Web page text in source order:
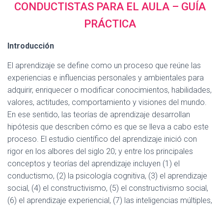
CONDUCTISTAS PARA EL AULA – GUÍA
PRÁCTICA
Introducción
El aprendizaje se define como un proceso que reúne las
experiencias e influencias personales y ambientales para
adquirir, enriquecer o modificar conocimientos, habilidades,
valores, actitudes, comportamiento y visiones del mundo.
En ese sentido, las teorías de aprendizaje desarrollan
hipótesis que describen cómo es que se lleva a cabo este
proceso. El estudio científico del aprendizaje inició con
rigor en los albores del siglo 20; y entre los principales
conceptos y teorías del aprendizaje incluyen (1) el
conductismo, (2) la psicología cognitiva, (3) el aprendizaje
social, (4) el constructivismo, (5) el constructivismo social,
(6) el aprendizaje experiencial, (7) las inteligencias múltiples,